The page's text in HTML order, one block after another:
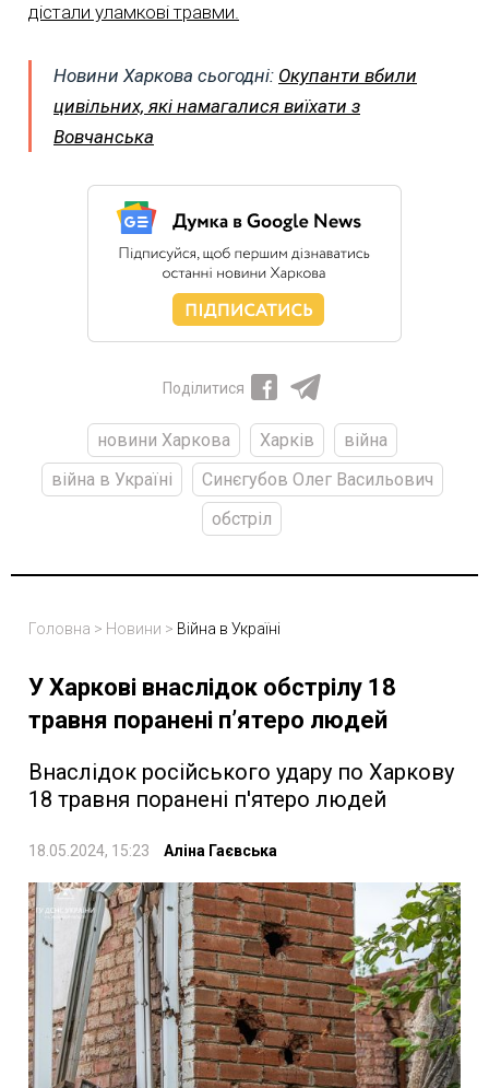
дістали уламкові травми.
Новини Харкова сьогодні: Окупанти вбили
цивільних, які намагалися виїхати з
Вовчанська
Поділитися
новини Харкова Харків
війна
війна в Україні
Синєгубов Олег Васильович
обстріл
Головна > Новини > Війна в Україні
У Харкові внаслідок обстрілу 18
травня поранені п’ятеро людей
Внаслідок російського удару по Харкову
18 травня поранені п'ятеро людей
18.05.2024, 15:23 Аліна Гаєвська